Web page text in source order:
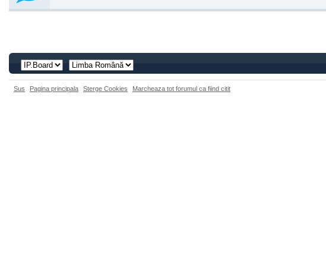
Sus Pagina principala Sterge Cookies Marcheaza tot forumul ca fiind citit